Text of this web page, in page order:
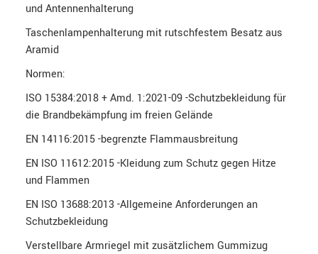
und Antennenhalterung
Taschenlampenhalterung mit rutschfestem Besatz aus
Aramid
Normen:
ISO 15384:2018 + Amd. 1:2021-09 -Schutzbekleidung für
die Brandbekämpfung im freien Gelände
EN 14116:2015 -begrenzte Flammausbreitung
EN ISO 11612:2015 -Kleidung zum Schutz gegen Hitze
und Flammen
EN ISO 13688:2013 -Allgemeine Anforderungen an
Schutzbekleidung
Verstellbare Armriegel mit zusätzlichem Gummizug